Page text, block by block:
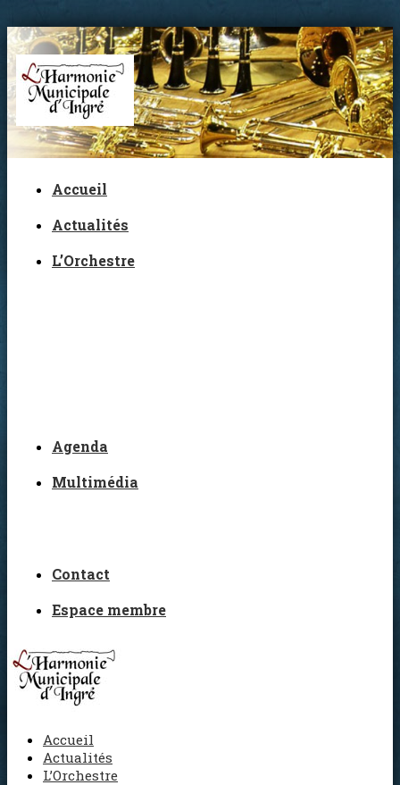
Accueil
Actualités
L’Orchestre
Agenda
Multimédia
Contact
Espace membre
Accueil
Actualités
L’Orchestre